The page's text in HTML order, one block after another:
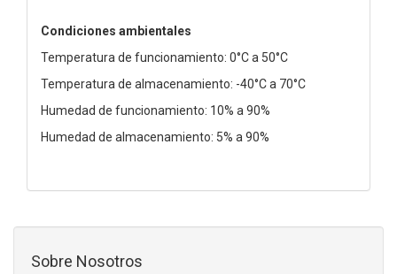
Condiciones ambientales
Temperatura de funcionamiento: 0°C a 50°C
Temperatura de almacenamiento: -40°C a 70°C
Humedad de funcionamiento: 10% a 90%
Humedad de almacenamiento: 5% a 90%
Sobre Nosotros